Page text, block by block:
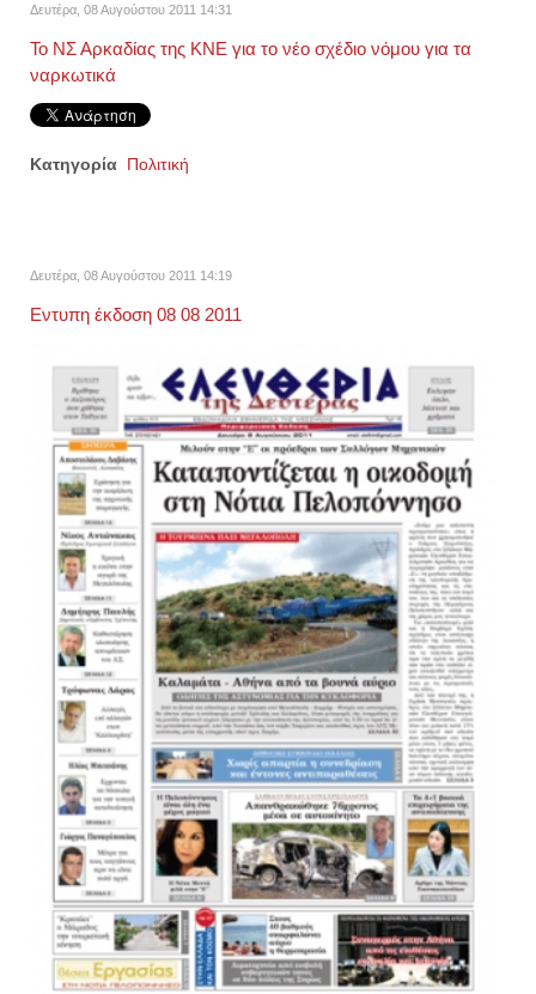
Δευτέρα, 08 Αυγούστου 2011 14:31
Το ΝΣ Αρκαδίας της ΚΝΕ για το νέο σχέδιο νόμου για τα
ναρκωτικά
Κατηγορία Πολιτική
Δευτέρα, 08 Αυγούστου 2011 14:19
Εντυπη έκδοση 08 08 2011